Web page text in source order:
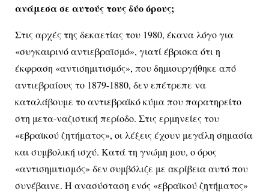
ανάμεσα σε αυτούς τους δύο όρους;
Στις αρχές της δεκαετίας του 1980, έκανα λόγο για
«συγκαιρινό αντιεβραϊσμό», γιατί έβρισκα ότι η
έκφραση «αντισημιτισμός», που δημιουργήθηκε από
αντιεβραίους το 1879-1880, δεν επέτρεπε να
καταλάβουμε το αντιεβραϊκό κύμα που παρατηρείτο
στη μετα-ναζιστική περίοδο. Στις ερμηνείες του
«εβραϊκού ζητήματος», οι λέξεις έχουν μεγάλη σημασία
και συμβολική ισχύ. Κατά τη γνώμη μου, ο όρος
«αντισημιτισμός» δεν συμβόλιζε με ακρίβεια αυτό που
συνέβαινε. Η ανασύσταση ενός «εβραϊκού ζητήματος»